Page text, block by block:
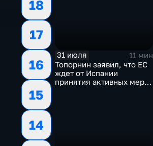
18
17
16
15
14
31 июля
11 мин
Топорнин заявил, что ЕС
ждет от Испании
принятия активных мер